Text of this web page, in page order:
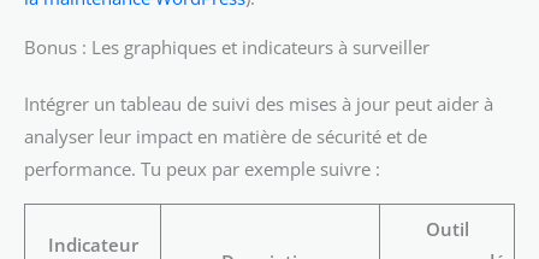
Bonus : Les graphiques et indicateurs à surveiller
Intégrer un tableau de suivi des mises à jour peut aider à
analyser leur impact en matière de sécurité et de
performance. Tu peux par exemple suivre :
Indicateur
Outil